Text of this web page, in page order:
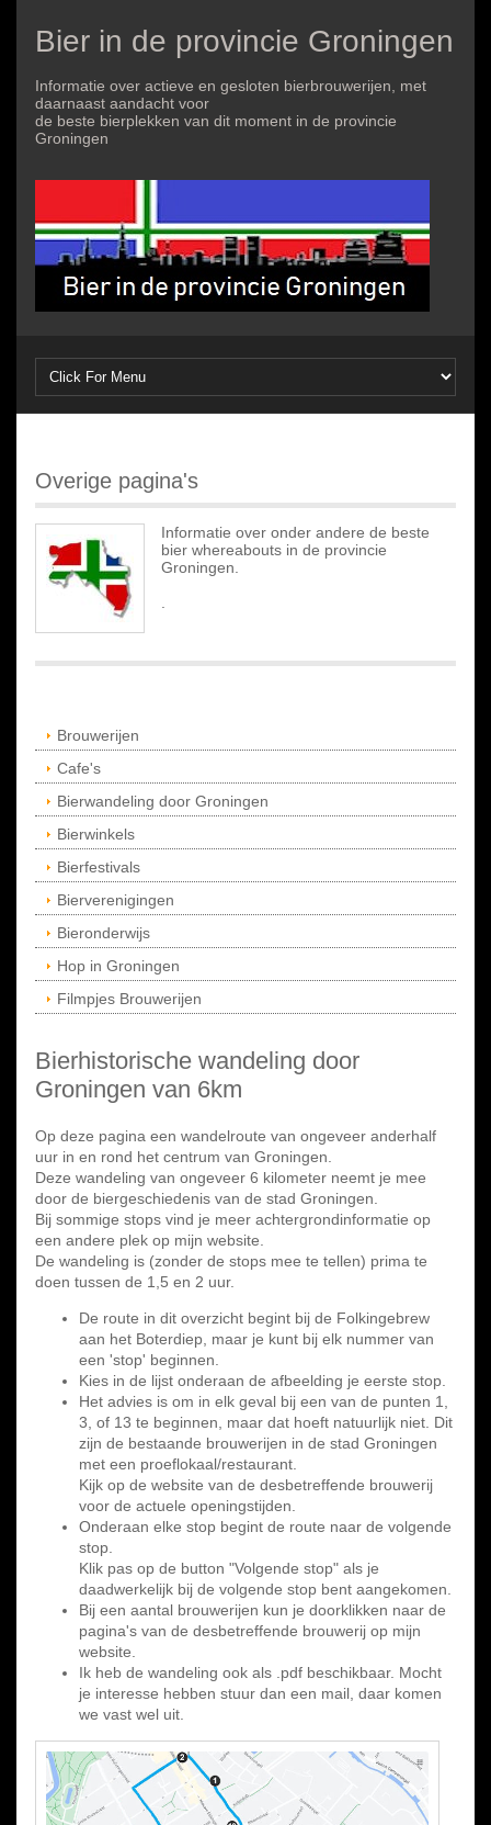
Bier in de provincie Groningen
Informatie over actieve en gesloten bierbrouwerijen, met
daarnaast aandacht voor
de beste bierplekken van dit moment in de provincie
Groningen
Overige pagina's
Informatie over onder andere de beste
bier whereabouts in de provincie
Groningen.
Brouwerijen
Cafe's
Bierwandeling door Groningen
Bierwinkels
Bierfestivals
Bierverenigingen
Bieronderwijs
Hop in Groningen
Filmpjes Brouwerijen
Bierhistorische wandeling door
Groningen van 6km
Op deze pagina een wandelroute van ongeveer anderhalf
uur in en rond het centrum van Groningen.
Deze wandeling van ongeveer 6 kilometer neemt je mee
door de biergeschiedenis van de stad Groningen.
Bij sommige stops vind je meer achtergrondinformatie op
een andere plek op mijn website.
De wandeling is (zonder de stops mee te tellen) prima te
doen tussen de 1,5 en 2 uur.
De route in dit overzicht begint bij de Folkingebrew
aan het Boterdiep, maar je kunt bij elk nummer van
een 'stop' beginnen.
Kies in de lijst onderaan de afbeelding je eerste stop.
Het advies is om in elk geval bij een van de punten 1,
3, of 13 te beginnen, maar dat hoeft natuurlijk niet. Dit
zijn de bestaande brouwerijen in de stad Groningen
met een proeflokaal/restaurant.
Kijk op de website van de desbetreffende brouwerij
voor de actuele openingstijden.
Onderaan elke stop begint de route naar de volgende
stop.
Klik pas op de button "Volgende stop" als je
daadwerkelijk bij de volgende stop bent aangekomen.
Bij een aantal brouwerijen kun je doorklikken naar de
pagina's van de desbetreffende brouwerij op mijn
website.
Ik heb de wandeling ook als .pdf beschikbaar. Mocht
je interesse hebben stuur dan een mail, daar komen
we vast wel uit.